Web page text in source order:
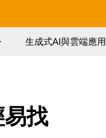
生成式AI與雲端應用
找